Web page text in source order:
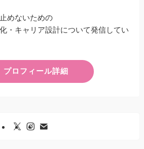
めないための
・キャリア設計について発信してい
プロフィール詳細